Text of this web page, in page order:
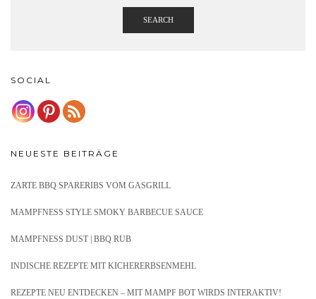
SEARCH
SOCIAL
NEUESTE BEITRÄGE
ZARTE BBQ SPARERIBS VOM GASGRILL
MAMPFNESS STYLE SMOKY BARBECUE SAUCE
MAMPFNESS DUST | BBQ RUB
INDISCHE REZEPTE MIT KICHERERBSENMEHL
REZEPTE NEU ENTDECKEN – MIT MAMPF BOT WIRDS INTERAKTIV!